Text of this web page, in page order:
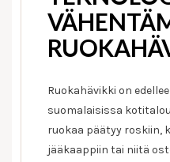
Ruokahävikki on
suomalaisissa
ruokaa päätyy roskiin,
jääkaappiin tai niitä